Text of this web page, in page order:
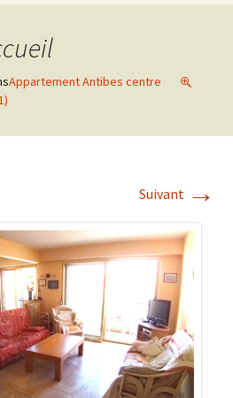
Appartement Antibes centre
Suivant →